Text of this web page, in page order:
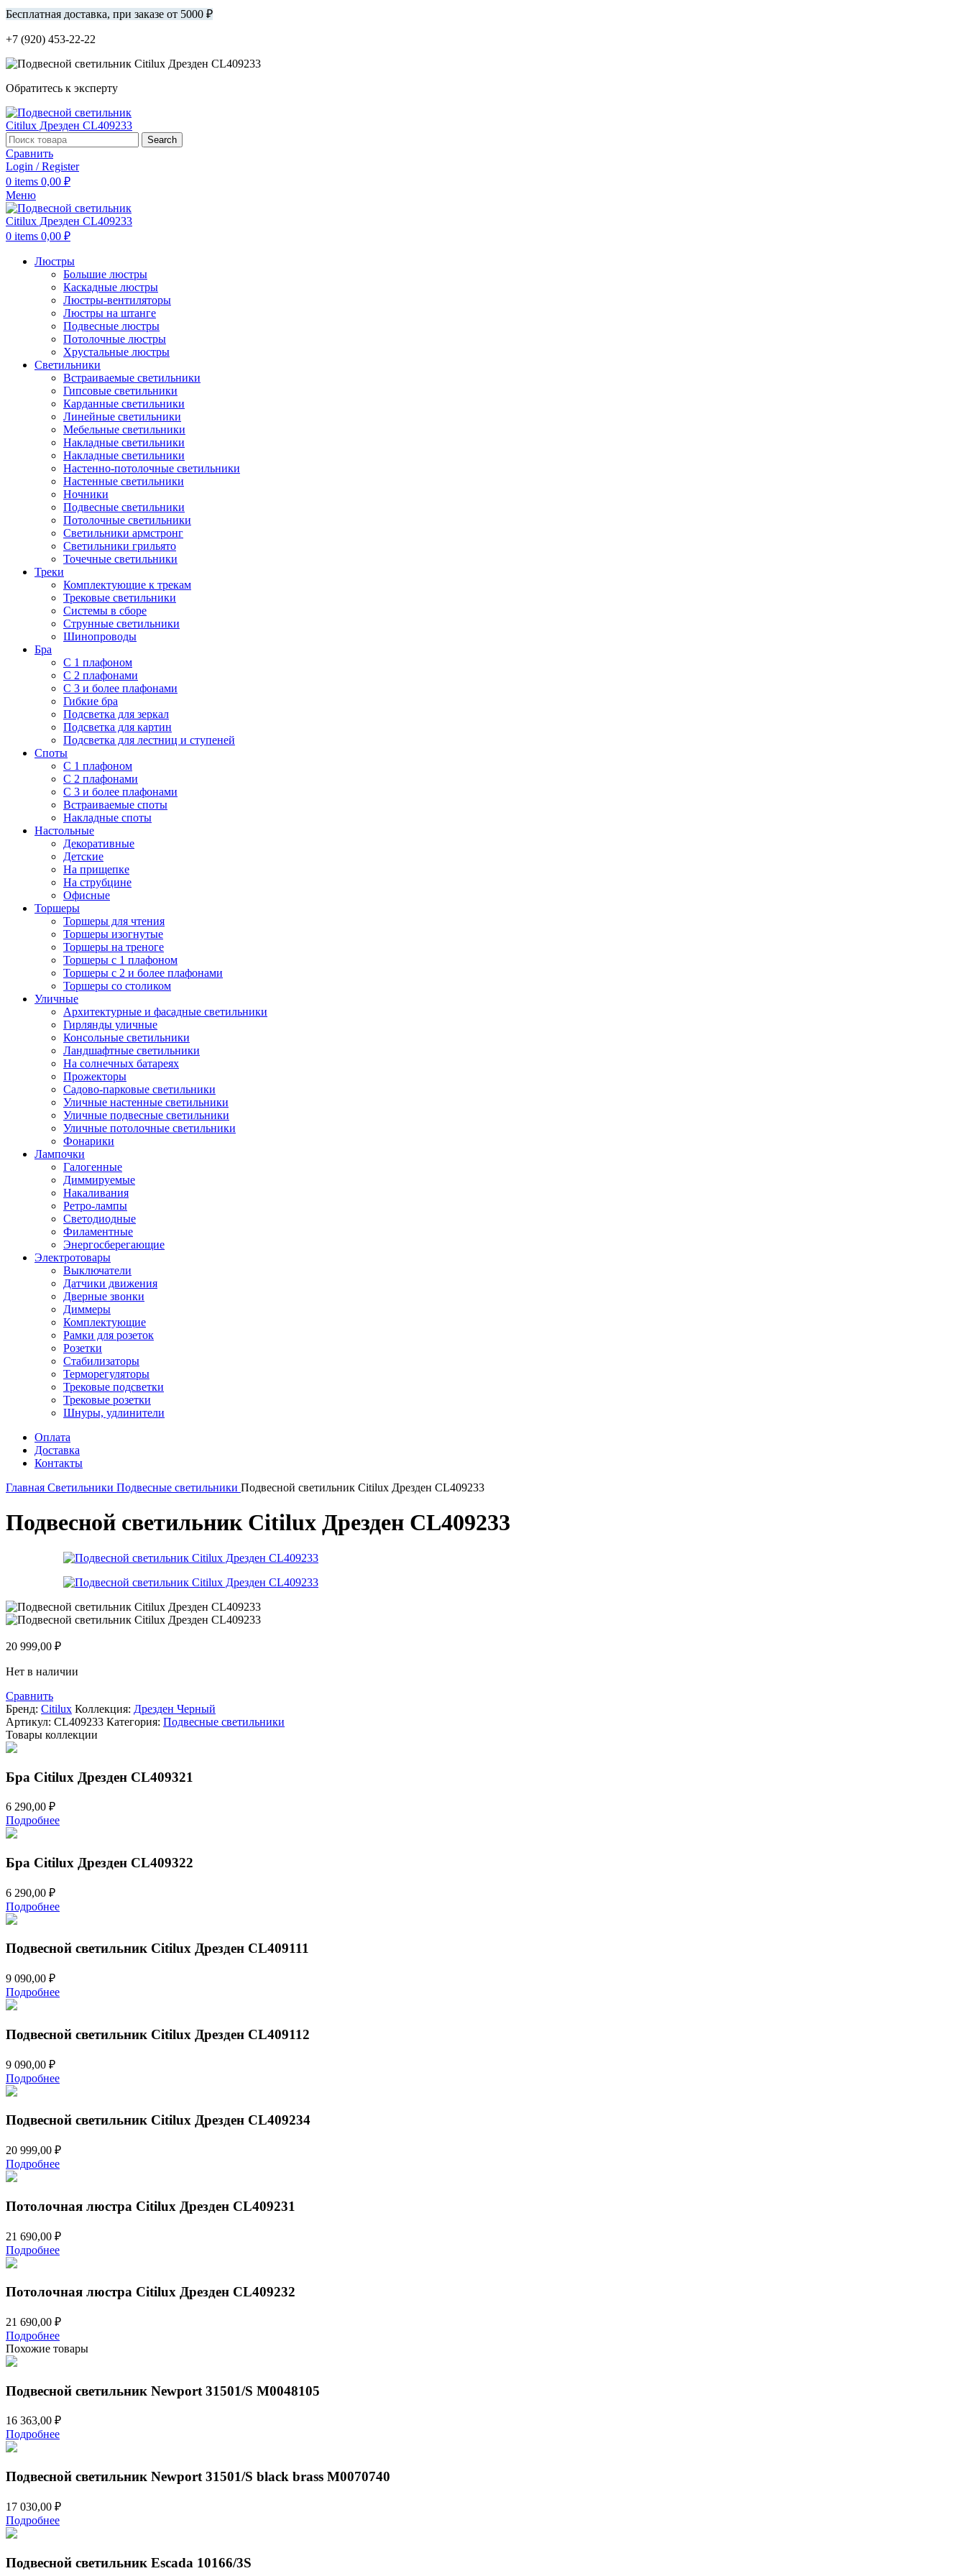
Бесплатная доставка, при заказе от 5000 ₽
+7 (920) 453-22-22
Обратитесь к эксперту
Search
Сравнить
Login / Register
0 items 0,00 ₽
Меню
0 items 0,00 ₽
Люстры
Большие люстры
Каскадные люстры
Люстры-вентиляторы
Люстры на штанге
Подвесные люстры
Потолочные люстры
Хрустальные люстры
Светильники
Встраиваемые светильники
Гипсовые светильники
Карданные светильники
Линейные светильники
Мебельные светильники
Накладные светильники
Накладные светильники
Настенно-потолочные светильники
Настенные светильники
Ночники
Подвесные светильники
Потолочные светильники
Светильники армстронг
Светильники грильято
Точечные светильники
Треки
Комплектующие к трекам
Трековые светильники
Системы в сборе
Струнные светильники
Шинопроводы
Бра
С 1 плафоном
С 2 плафонами
С 3 и более плафонами
Гибкие бра
Подсветка для зеркал
Подсветка для картин
Подсветка для лестниц и ступеней
Споты
С 1 плафоном
С 2 плафонами
С 3 и более плафонами
Встраиваемые споты
Накладные споты
Настольные
Декоративные
Детские
На прищепке
На струбцине
Офисные
Торшеры
Торшеры для чтения
Торшеры изогнутые
Торшеры на треноге
Торшеры с 1 плафоном
Торшеры с 2 и более плафонами
Торшеры со столиком
Уличные
Архитектурные и фасадные светильники
Гирлянды уличные
Консольные светильники
Ландшафтные светильники
На солнечных батареях
Прожекторы
Садово-парковые светильники
Уличные настенные светильники
Уличные подвесные светильники
Уличные потолочные светильники
Фонарики
Лампочки
Галогенные
Диммируемые
Накаливания
Ретро-лампы
Светодиодные
Филаментные
Энергосберегающие
Электротовары
Выключатели
Датчики движения
Дверные звонки
Диммеры
Комплектующие
Рамки для розеток
Розетки
Стабилизаторы
Терморегуляторы
Трековые подсветки
Трековые розетки
Шнуры, удлинители
Оплата
Доставка
Контакты
Главная Светильники Подвесные светильники Подвесной светильник Citilux Дрезден CL409233
Подвесной светильник Citilux Дрезден CL409233
20 999,00 ₽
Нет в наличии
Сравнить
Бренд: Citilux Коллекция: Дрезден Черный
Артикул: CL409233 Категория: Подвесные светильники
Товары коллекции
Бра Citilux Дрезден CL409321
6 290,00 ₽
Подробнее
Бра Citilux Дрезден CL409322
6 290,00 ₽
Подробнее
Подвесной светильник Citilux Дрезден CL409111
9 090,00 ₽
Подробнее
Подвесной светильник Citilux Дрезден CL409112
9 090,00 ₽
Подробнее
Подвесной светильник Citilux Дрезден CL409234
20 999,00 ₽
Подробнее
Потолочная люстра Citilux Дрезден CL409231
21 690,00 ₽
Подробнее
Потолочная люстра Citilux Дрезден CL409232
21 690,00 ₽
Подробнее
Похожие товары
Подвесной светильник Newport 31501/S М0048105
16 363,00 ₽
Подробнее
Подвесной светильник Newport 31501/S black brass М0070740
17 030,00 ₽
Подробнее
Подвесной светильник Escada 10166/3S